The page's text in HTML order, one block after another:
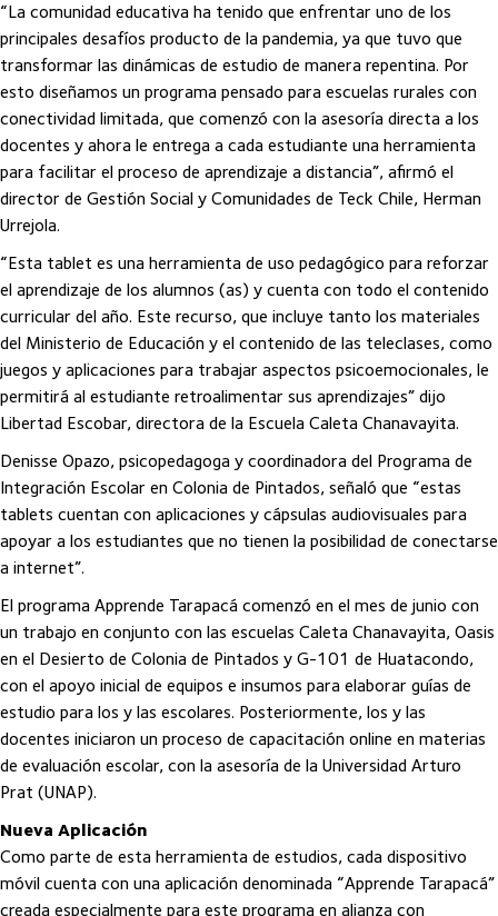
“La comunidad educativa ha tenido que enfrentar uno de los
principales desafíos producto de la pandemia, ya que tuvo que
transformar las dinámicas de estudio de manera repentina. Por
esto diseñamos un programa pensado para escuelas rurales con
conectividad limitada, que comenzó con la asesoría directa a los
docentes y ahora le entrega a cada estudiante una herramienta
para facilitar el proceso de aprendizaje a distancia”, afirmó el
director de Gestión Social y Comunidades de Teck Chile, Herman
Urrejola.
“Esta tablet es una herramienta de uso pedagógico para reforzar
el aprendizaje de los alumnos (as) y cuenta con todo el contenido
curricular del año. Este recurso, que incluye tanto los materiales
del Ministerio de Educación y el contenido de las teleclases, como
juegos y aplicaciones para trabajar aspectos psicoemocionales, le
permitirá al estudiante retroalimentar sus aprendizajes” dijo
Libertad Escobar, directora de la Escuela Caleta Chanavayita.
Denisse Opazo, psicopedagoga y coordinadora del Programa de
Integración Escolar en Colonia de Pintados, señaló que “estas
tablets cuentan con aplicaciones y cápsulas audiovisuales para
apoyar a los estudiantes que no tienen la posibilidad de conectarse
a internet”.
El programa Apprende Tarapacá comenzó en el mes de junio con
un trabajo en conjunto con las escuelas Caleta Chanavayita, Oasis
en el Desierto de Colonia de Pintados y G-101 de Huatacondo,
con el apoyo inicial de equipos e insumos para elaborar guías de
estudio para los y las escolares. Posteriormente, los y las
docentes iniciaron un proceso de capacitación online en materias
de evaluación escolar, con la asesoría de la Universidad Arturo
Prat (UNAP).
Nueva Aplicación
Como parte de esta herramienta de estudios, cada dispositivo
móvil cuenta con una aplicación denominada “Apprende Tarapacá”
creada especialmente para este programa en alianza con